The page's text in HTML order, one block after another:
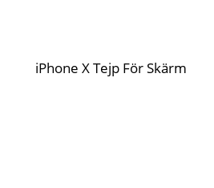
iPhone X Tejp För Skärm